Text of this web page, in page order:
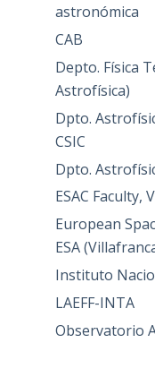
astronómica
CAB
Depto. Física
Astrofísica)
Dpto.
CSIC
Dpto.
ESAC Faculty,
European
ESA
Instituto
LAEFF-INTA
Observatorio